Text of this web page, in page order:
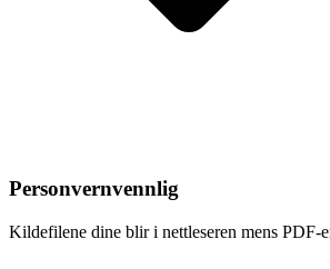
Personvernvennlig
Kildefilene dine blir i nettleseren mens PDF-